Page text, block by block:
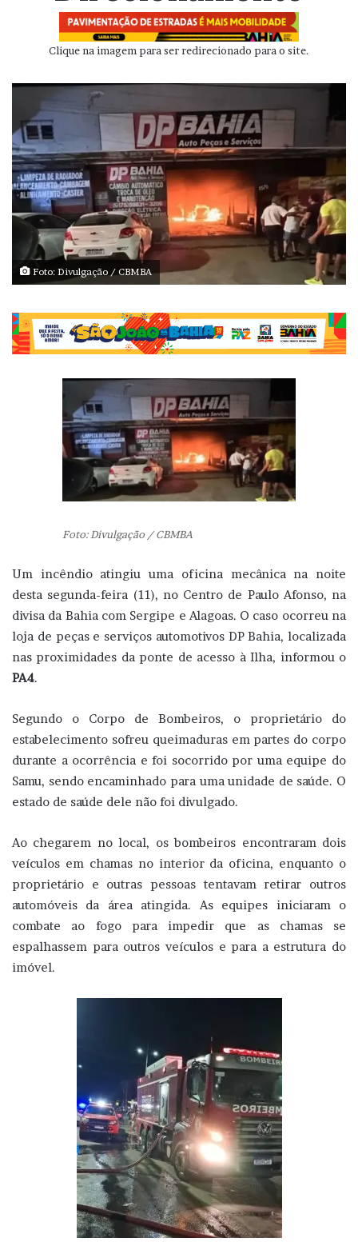
Clique na imagem para ser redirecionado para o site.
Foto: Divulgação / CBMBA
Foto: Divulgação / CBMBA
Um incêndio atingiu uma oficina mecânica na noite
desta segunda-feira (11), no Centro de Paulo Afonso, na
divisa da Bahia com Sergipe e Alagoas. O caso ocorreu na
loja de peças e serviços automotivos DP Bahia, localizada
nas proximidades da ponte de acesso à Ilha, informou o
PA4.
Segundo o Corpo de Bombeiros, o proprietário do
estabelecimento sofreu queimaduras em partes do corpo
durante a ocorrência e foi socorrido por uma equipe do
Samu, sendo encaminhado para uma unidade de saúde. O
estado de saúde dele não foi divulgado.
Ao chegarem no local, os bombeiros encontraram dois
veículos em chamas no interior da oficina, enquanto o
proprietário e outras pessoas tentavam retirar outros
automóveis da área atingida. As equipes iniciaram o
combate ao fogo para impedir que as chamas se
espalhassem para outros veículos e para a estrutura do
imóvel.